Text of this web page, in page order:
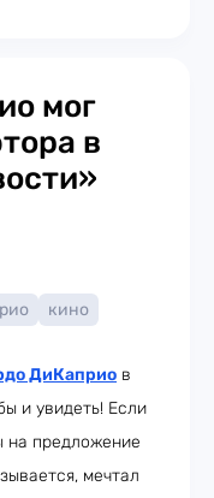
мог
в
кино
ДиКаприо в
и увидеть! Если
на предложение
мечтал